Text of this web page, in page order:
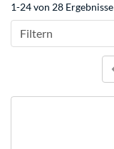
1-24 von 28 Ergebnisse
Filtern